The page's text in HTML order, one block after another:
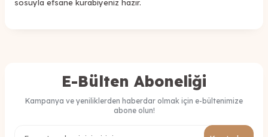
sosuyla efsane kurabiyeniz hazır.
E-Bülten Aboneliği
Kampanya ve yeniliklerden haberdar olmak için e-bültenimize
abone olun!